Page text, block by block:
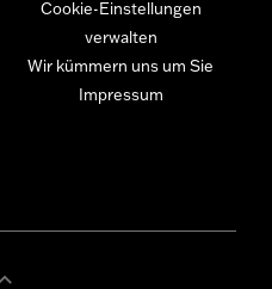
Cookie-Einstellungen
verwalten
Wir kümmern uns um Sie
Impressum